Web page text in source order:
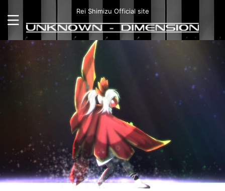
Rei Shimizu Official site